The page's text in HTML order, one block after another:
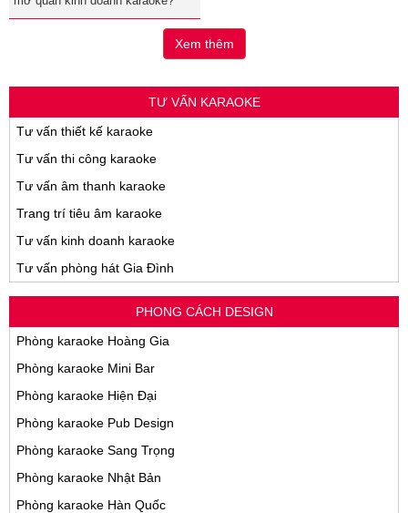
Xem thêm
TƯ VẤN KARAOKE
Tư vấn thiết kế karaoke
Tư vấn thi công karaoke
Tư vấn âm thanh karaoke
Trang trí tiêu âm karaoke
Tư vấn kinh doanh karaoke
Tư vấn phòng hát Gia Đình
PHONG CÁCH DESIGN
Phòng karaoke Hoàng Gia
Phòng karaoke Mini Bar
Phòng karaoke Hiện Đại
Phòng karaoke Pub Design
Phòng karaoke Sang Trọng
Phòng karaoke Nhật Bản
Phòng karaoke Hàn Quốc